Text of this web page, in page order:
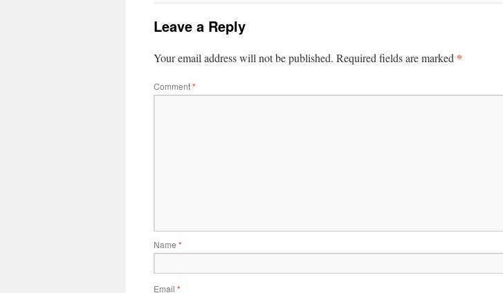
Leave a Reply
Your email address will not be published. Required fields are marked *
Comment*
Name *
Email *